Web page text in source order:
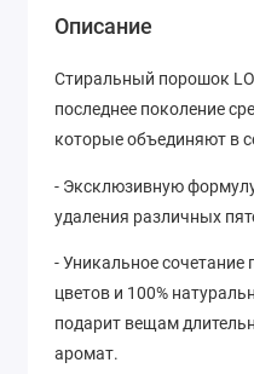
Описание
Cтиральный порошок
последнее поколение
которые объединяют в
- Эксклюзивную
удаления различных
- Уникальное сочетание
цветов и 100%
подарит вещам
аромат.